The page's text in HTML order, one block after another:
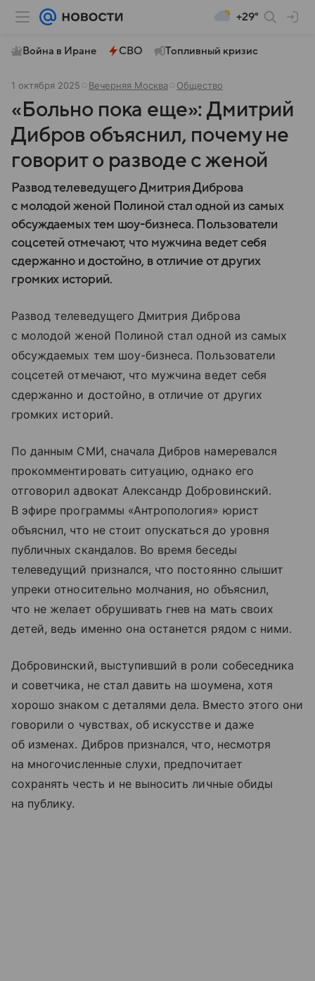
+29°
Война в Иране СВО Топливный кризис
1 октября 2025 Вечерняя Москва Общество
«Больно пока еще»: Дмитрий
Дибров объяснил, почему не
говорит о разводе с женой
Развод телеведущего Дмитрия Диброва
с молодой женой Полиной стал одной из самых
обсуждаемых тем шоу-бизнеса. Пользователи
соцсетей отмечают, что мужчина ведет себя
сдержанно и достойно, в отличие от других
громких историй.
Развод телеведущего Дмитрия Диброва
с молодой женой Полиной стал одной из самых
обсуждаемых тем шоу-бизнеса. Пользователи
соцсетей отмечают, что мужчина ведет себя
сдержанно и достойно, в отличие от других
громких историй.
По данным СМИ, сначала Дибров намеревался
прокомментировать ситуацию, однако его
отговорил адвокат Александр Добровинский.
В эфире программы «Антропология» юрист
объяснил, что не стоит опускаться до уровня
публичных скандалов. Во время беседы
телеведущий признался, что постоянно слышит
упреки относительно молчания, но объяснил,
что не желает обрушивать гнев на мать своих
детей, ведь именно она останется рядом с ними.
Добровинский, выступивший в роли собеседника
и советчика, не стал давить на шоумена, хотя
хорошо знаком с деталями дела. Вместо этого они
говорили о чувствах, об искусстве и даже
об изменах. Дибров признался, что, несмотря
на многочисленные слухи, предпочитает
сохранять честь и не выносить личные обиды
на публику.